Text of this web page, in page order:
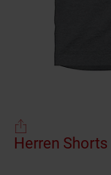
Herren Shorts